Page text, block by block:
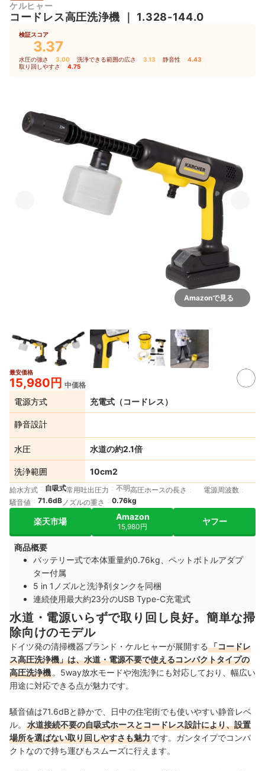
ケルヒャー
コードレス高圧洗浄機 1.328-144.0
検証スコア
3.37
水圧の強さ 3.00 洗浄できる範囲の広さ 3.13 静音性 4.43
取り回しやすさ 4.75
Amazonで見る
最安価格
15,980円 中価格
電源方式 充電式（コードレス）
静音設計
水圧 水道の約2.1倍
洗浄範囲 10cm2
給水方式 自吸式常用吐出圧力 不明高圧ホースの長さ
電源周波数
騒音値
71.6dBノズルの重さ 0.76kg
楽天市場 Amazon
15,980円
ヤフー
商品概要
バッテリー式で本体重量約0.76kg、ペットボトルアダプ
ター付属
5 in 1ノズルと洗浄剤タンクを同梱
連続使用最大約23分のUSB Type-C充電式
水道・電源いらずで取り回し良好。簡単な掃
除向けのモデル
ドイツ発の清掃機器ブランド・ケルヒャーが展開する 「コードレ
ス高圧洗浄機」は、水道・電源不要で使えるコンパクトタイプの
高圧洗浄機 。5way放水モードや泡洗浄にも対応しており、幅広い
用途に対応できる点が魅力です。
騒音値は71.6dBと静かで、日中の住宅街でも使いやすい静音レベ
ル。
水道接続不要の自吸式ホースとコードレス設計により、設置
場所を選ばない取り回しやすさも魅力です。ガンタイプでコンパ
クトなので持ち運びもスムーズに行えます。